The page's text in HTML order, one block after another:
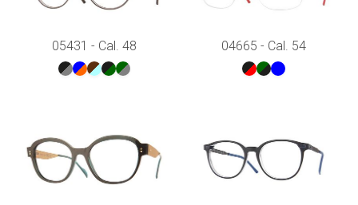
05431 - Cal. 48 04665 - Cal. 54